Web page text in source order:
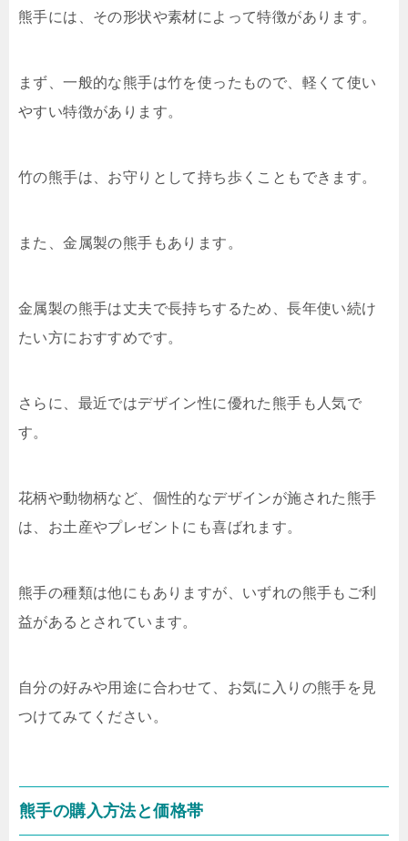
熊手には、その形状や素材によって特徴があります。
まず、一般的な熊手は竹を使ったもので、軽くて使い
やすい特徴があります。
竹の熊手は、お守りとして持ち歩くこともできます。
また、金属製の熊手もあります。
金属製の熊手は丈夫で長持ちするため、長年使い続け
たい方におすすめです。
さらに、最近ではデザイン性に優れた熊手も人気で
す。
花柄や動物柄など、個性的なデザインが施された熊手
は、お土産やプレゼントにも喜ばれます。
熊手の種類は他にもありますが、いずれの熊手もご利
益があるとされています。
自分の好みや用途に合わせて、お気に入りの熊手を見
つけてみてください。
熊手の購入方法と価格帯